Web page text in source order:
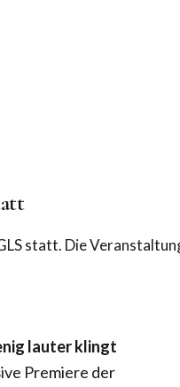
statt. Die
lauter klingt
Premiere der